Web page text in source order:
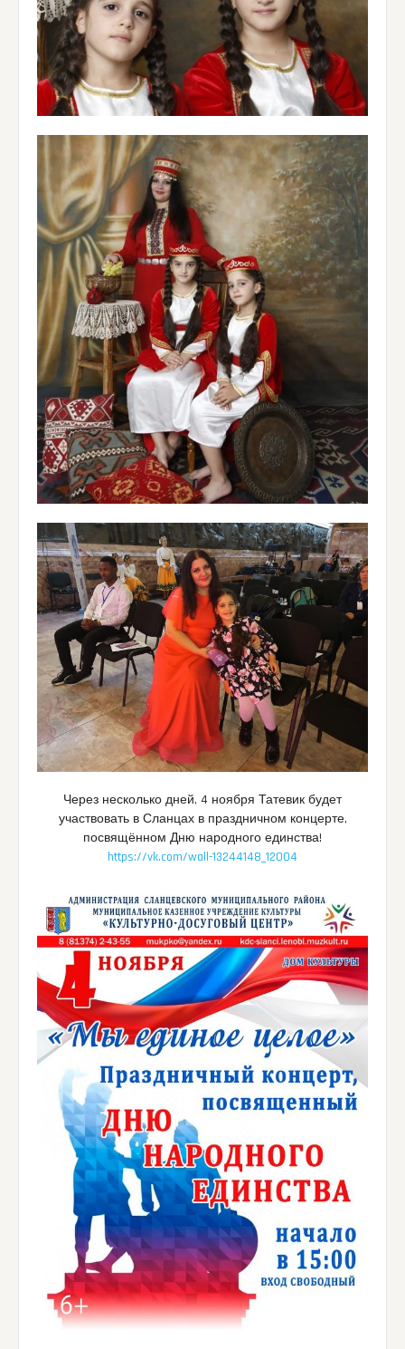
Через несколько дней, 4 ноября Татевик будет
участвовать в Сланцах в праздничном концерте,
посвящённом Дню народного единства!
https://vk.com/wall-13244148_12004